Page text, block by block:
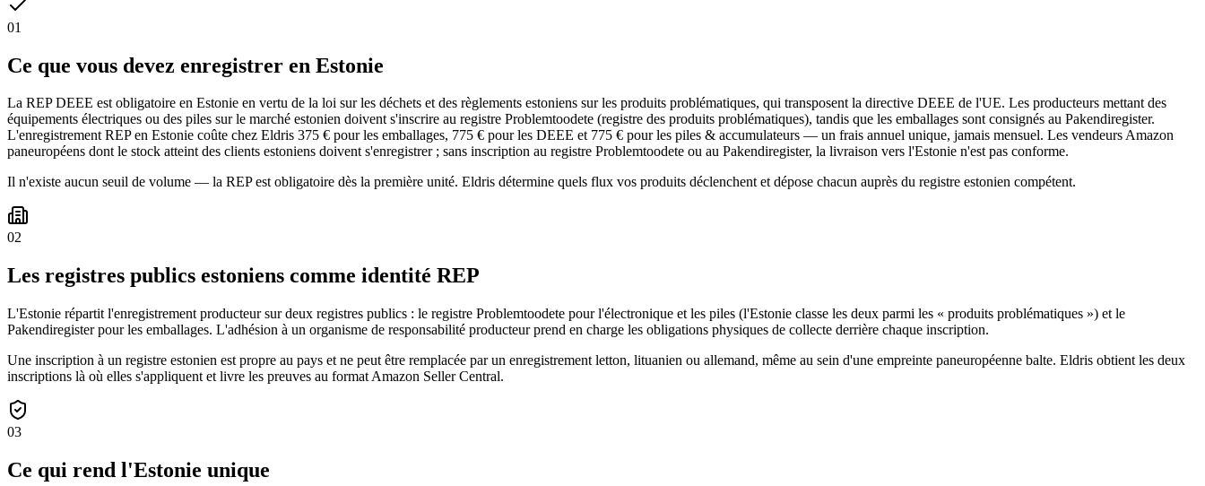
01
Ce que vous devez enregistrer en Estonie
La REP DEEE est obligatoire en Estonie en vertu de la loi sur les déchets et des règlements estoniens sur les produits problématiques, qui transposent la directive DEEE de l'UE. Les producteurs mettant des
équipements électriques ou des piles sur le marché estonien doivent s'inscrire au registre Problemtoodete (registre des produits problématiques), tandis que les emballages sont consignés au Pakendiregister.
L'enregistrement REP en Estonie coûte chez Eldris 375 € pour les emballages, 775 € pour les DEEE et 775 € pour les piles & accumulateurs — un frais annuel unique, jamais mensuel. Les vendeurs Amazon
paneuropéens dont le stock atteint des clients estoniens doivent s'enregistrer ; sans inscription au registre Problemtoodete ou au Pakendiregister, la livraison vers l'Estonie n'est pas conforme.
Il n'existe aucun seuil de volume — la REP est obligatoire dès la première unité. Eldris détermine quels flux vos produits déclenchent et dépose chacun auprès du registre estonien compétent.
02
Les registres publics estoniens comme identité REP
L'Estonie répartit l'enregistrement producteur sur deux registres publics : le registre Problemtoodete pour l'électronique et les piles (l'Estonie classe les deux parmi les « produits problématiques ») et le
Pakendiregister pour les emballages. L'adhésion à un organisme de responsabilité producteur prend en charge les obligations physiques de collecte derrière chaque inscription.
Une inscription à un registre estonien est propre au pays et ne peut être remplacée par un enregistrement letton, lituanien ou allemand, même au sein d'une empreinte paneuropéenne balte. Eldris obtient les deux
inscriptions là où elles s'appliquent et livre les preuves au format Amazon Seller Central.
03
Ce qui rend l'Estonie unique